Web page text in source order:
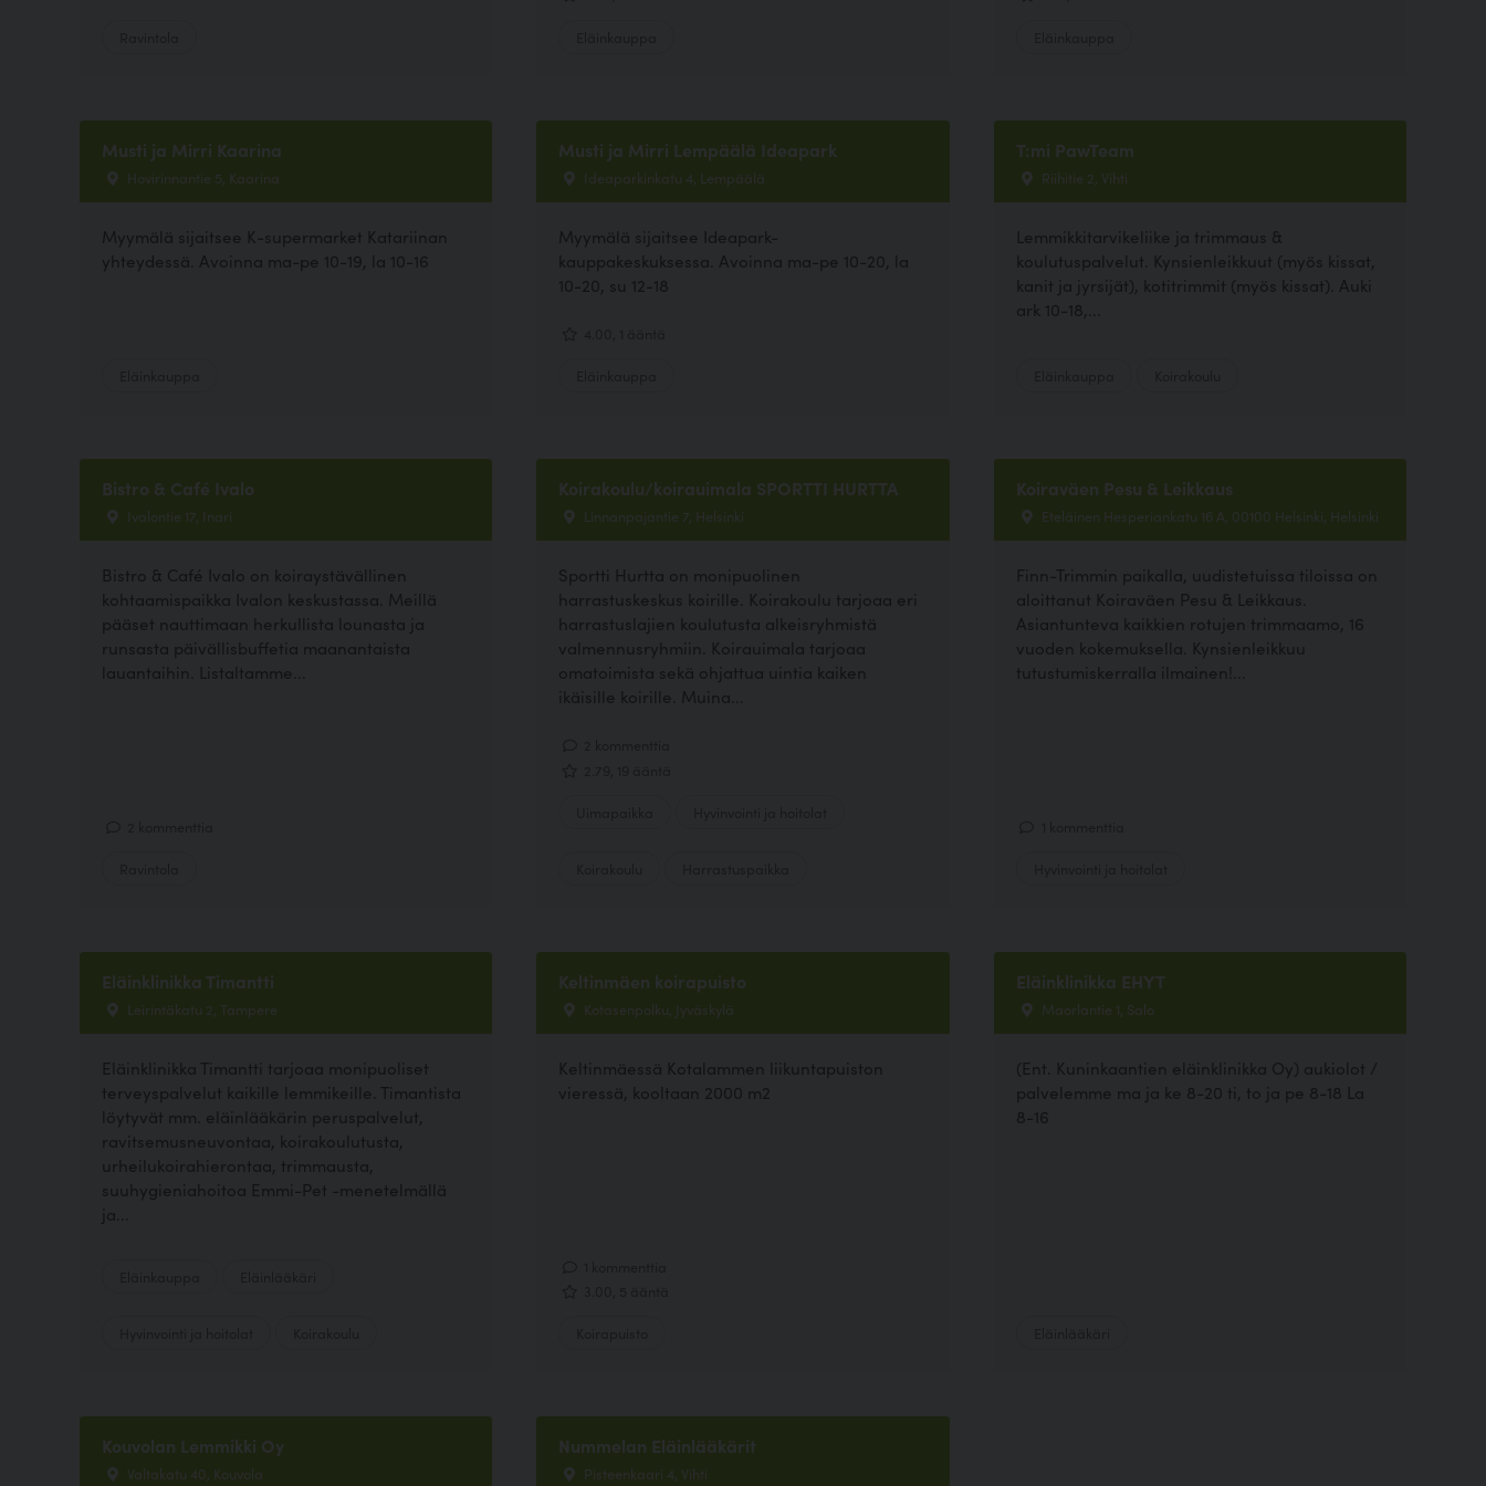
Musti ja Mirri Kaarina
Hovirinnantie 5, Kaarina
Myymälä sijaitsee K-supermarket Katariinan
yhteydessä. Avoinna ma-pe 10-19, la 10-16
Musti ja Mirri Lempäälä Ideapark
Ideaparkinkatu 4, Lempäälä
Myymälä sijaitsee Ideapark-
kauppakeskuksessa. Avoinna ma-pe 10-20, la
10-20, su 12-18
T:mi PawTeam
Riihitie 2, Vihti
Lemmikkitarvikeliike ja trimmaus &
koulutuspalvelut. Kynsienleikkuut (myös kissat,
kanit ja jyrsijät), kotitrimmit (myös kissat). Auki
ark 10-18,...
Bistro & Café Ivalo
Ivalontie 17, Inari
Bistro & Café Ivalo on koiraystävällinen
kohtaamispaikka Ivalon keskustassa. Meillä
pääset nauttimaan herkullista lounasta ja
runsasta päivällisbuffetia maanantaista
lauantaihin. Listaltamme...
Koirakoulu/koirauimala SPORTTI HURTTA
Linnanpajantie 7, Helsinki
Sportti Hurtta on monipuolinen
harrastuskeskus koirille. Koirakoulu tarjoaa eri
harrastuslajien koulutusta alkeisryhmistä
valmennusryhmiin. Koirauimala tarjoaa
omatoimista sekä ohjattua uintia kaiken
ikäisille koirille. Muina...
Koiraväen Pesu & Leikkaus
Eteläinen Hesperiankatu 16 A, 00100 Helsinki, Helsinki
Finn-Trimmin paikalla, uudistetuissa tiloissa on
aloittanut Koiraväen Pesu & Leikkaus.
Asiantunteva kaikkien rotujen trimmaamo, 16
vuoden kokemuksella. Kynsienleikkuu
tutustumiskerralla ilmainen!...
Eläinklinikka Timantti
Leirintäkatu 2, Tampere
Eläinklinikka Timantti tarjoaa monipuoliset
terveyspalvelut kaikille lemmikeille. Timantista
löytyvät mm. eläinlääkärin peruspalvelut,
ravitsemusneuvontaa, koirakoulutusta,
urheilukoirahierontaa, trimmausta,
suuhygieniahoitoa Emmi-Pet -menetelmällä
ja...
Keltinmäen koirapuisto
Kotasenpolku, Jyväskylä
Keltinmäessä Kotalammen liikuntapuiston
vieressä, kooltaan 2000 m2
Eläinklinikka EHYT
Maorlantie 1, Salo
(Ent. Kuninkaantien eläinklinikka Oy) aukiolot /
palvelemme ma ja ke 8-20 ti, to ja pe 8-18 La
8-16
Kouvolan Lemmikki Oy
Valtakatu 40, Kouvola
Nummelan Eläinlääkärit
Pisteenkaari 4, Vihti